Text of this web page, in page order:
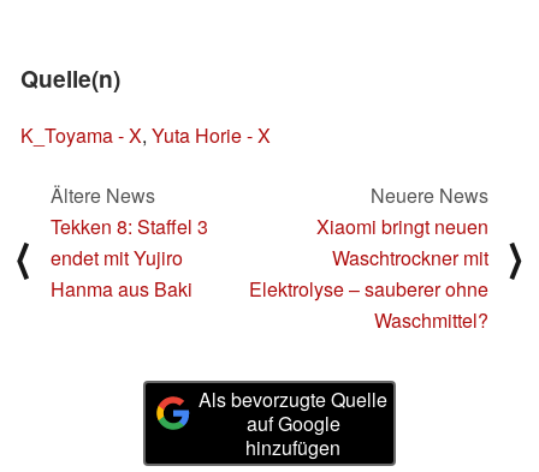
Quelle(n)
K_Toyama - X, Yuta Horie - X
⟨
Ältere News
Tekken 8: Staffel 3
endet mit Yujiro
Hanma aus Baki
Neuere News
Xiaomi bringt neuen
Waschtrockner mit
Elektrolyse – sauberer ohne
Waschmittel?
⟩
Als bevorzugte Quelle
auf Google
hinzufügen